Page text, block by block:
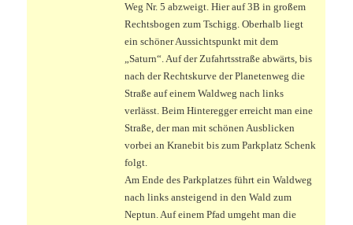
Weg Nr. 5 abzweigt. Hier auf 3B in großem
Rechtsbogen zum Tschigg. Oberhalb liegt
ein schöner Aussichtspunkt mit dem
„Saturn“. Auf der Zufahrtsstraße abwärts, bis
nach der Rechtskurve der Planetenweg die
Straße auf einem Waldweg nach links
verlässt. Beim Hinteregger erreicht man eine
Straße, der man mit schönen Ausblicken
vorbei an Kranebit bis zum Parkplatz Schenk
folgt.
Am Ende des Parkplatzes führt ein Waldweg
nach links ansteigend in den Wald zum
Neptun. Auf einem Pfad umgeht man die